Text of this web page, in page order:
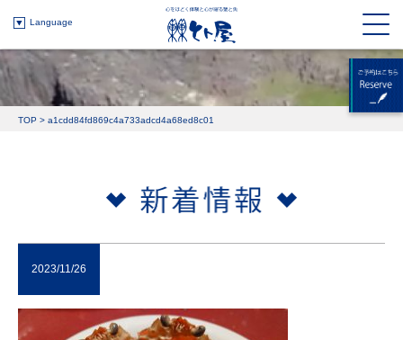
Language
TOP > a1cdd84fd869c4a733adcd4a68ed8c01
2023/11/26